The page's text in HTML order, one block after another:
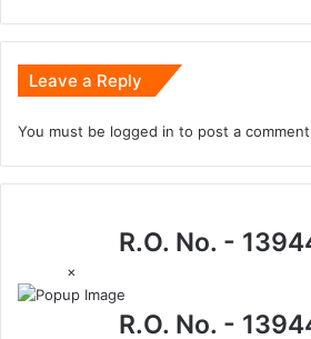
Leave a Reply
You must be logged in to post a
R.O. No. -
×
R.O. No. -